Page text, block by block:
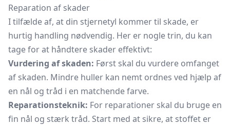
Reparation af skader
I tilfælde af, at din stjernetyl kommer til skade, er
hurtig handling nødvendig. Her er nogle trin, du kan
tage for at håndtere skader effektivt:
Vurdering af skaden: Først skal du vurdere omfanget
af skaden. Mindre huller kan nemt ordnes ved hjælp af
en nål og tråd i en matchende farve.
Reparationsteknik: For reparationer skal du bruge en
fin nål og stærk tråd. Start med at sikre, at stoffet er